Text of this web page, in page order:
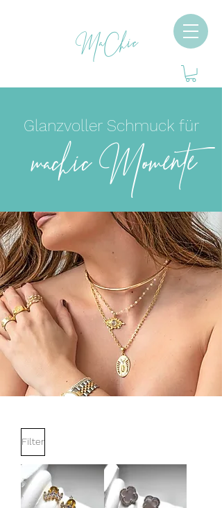
MaChic
machic Momente
Glanzvoller Schmuck für
Filter